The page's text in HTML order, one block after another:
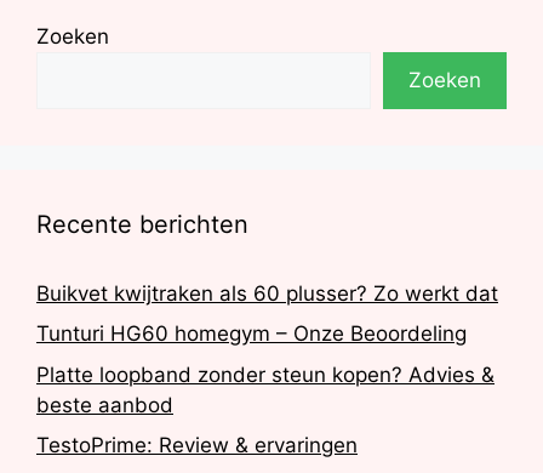
Zoeken
Zoeken
Recente berichten
Buikvet kwijtraken als 60 plusser? Zo werkt dat
Tunturi HG60 homegym – Onze Beoordeling
Platte loopband zonder steun kopen? Advies &
beste aanbod
TestoPrime: Review & ervaringen